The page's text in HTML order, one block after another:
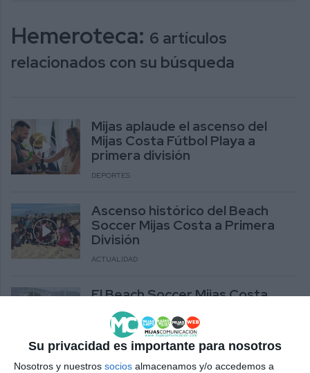
Su privacidad es importante para nosotros
Nosotros y nuestros socios almacenamos y/o accedemos a
Hemeroteca: 6 artículos
relacionados con su búsqueda
Mijas aplaude el ascenso del
Mijas Costa Fútbol Playa a
primera división
DEPORTES
Ascenso histórico del Beach
Soccer Mijas Costa a Primera
División
ACTUALIDAD
El Beach Soccer Mijas Costa
finaliza 4º en la primera jornada
de la 2ª división en Torrox
DEPORTES